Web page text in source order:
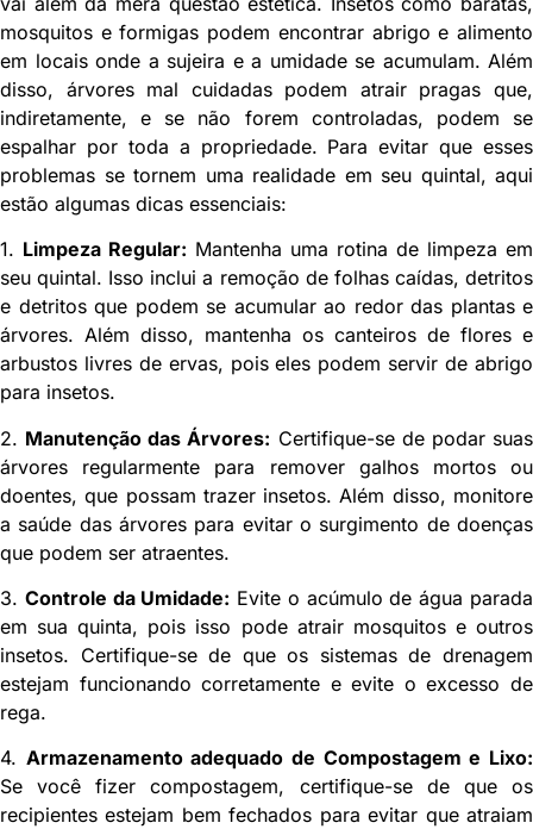
mosquitos e formigas podem encontrar abrigo e alimento
em locais onde a sujeira e a umidade se acumulam. Além
disso, árvores mal cuidadas podem atrair pragas que,
indiretamente, e se não forem controladas, podem se
espalhar por toda a propriedade. Para evitar que esses
problemas se tornem uma realidade em seu quintal, aqui
estão algumas dicas essenciais:
1. Limpeza Regular: Mantenha uma rotina de limpeza em
seu quintal. Isso inclui a remoção de folhas caídas, detritos
e detritos que podem se acumular ao redor das plantas e
árvores. Além disso, mantenha os canteiros de flores e
arbustos livres de ervas, pois eles podem servir de abrigo
para insetos.
2. Manutenção das Árvores: Certifique-se de podar suas
árvores regularmente para remover galhos mortos ou
doentes, que possam trazer insetos. Além disso, monitore
a saúde das árvores para evitar o surgimento de doenças
que podem ser atraentes.
3. Controle da Umidade: Evite o acúmulo de água parada
em sua quinta, pois isso pode atrair mosquitos e outros
insetos. Certifique-se de que os sistemas de drenagem
estejam funcionando corretamente e evite o excesso de
rega.
4. Armazenamento adequado de Compostagem e Lixo:
Se você fizer compostagem, certifique-se de que os
recipientes estejam bem fechados para evitar que atraiam